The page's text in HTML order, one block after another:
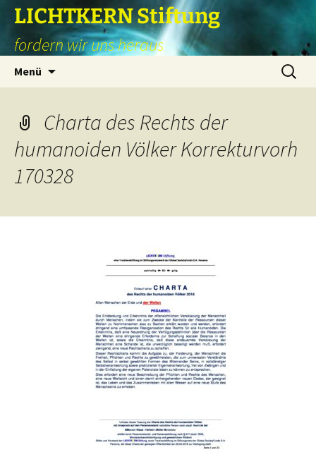
Zum
Inhalt
springen
LICHTKERN Stiftung
fordern wir uns heraus
Menü
Suchen
nach:
Charta des Rechts der
humanoiden Völker Korrekturvorh
170328